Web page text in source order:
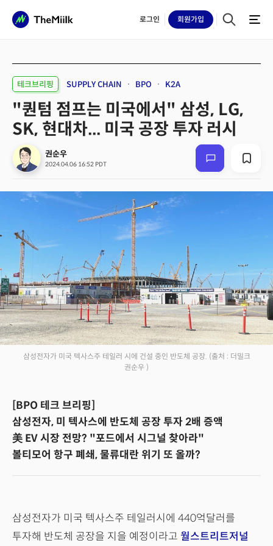
로그인 회원가입
테크브리핑 SUPPLY CHAIN BPO K2A
"퀀텀 점프는 미국에서" 삼성, LG,
SK, 현대차... 미국 공장 투자 러시
권순우
2024.04.06 16:52 PDT
삼성전자가 미국 텍사스주 테일러 시에 건설 중인 반도체 공장. (출처 : 더밀크
권순우 )
[BPO 테크 브리핑]
삼성전자, 미 텍사스에 반도체 공장 투자 2배 증액
美 EV 시장 전망? "포드에서 시그널 찾아라"
볼티모어 항구 폐쇄, 물류대란 위기 또 올까?
삼성전자가 미국 텍사스주 테일러시에 440억달러를
투자해 반도체 공장을 지을 예정이라고 월스트리트저널